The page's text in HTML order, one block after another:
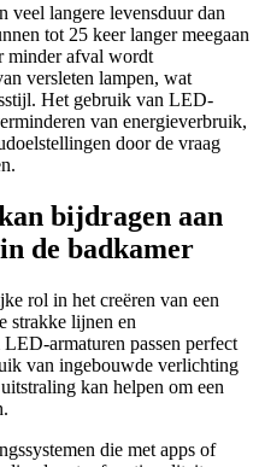
veel langere levensduur dan
tot 25 keer langer meegaan
minder afval wordt
versleten lampen, wat
Het gebruik van LED-
van energieverbruik,
door de vraag
bijdragen aan
de badkamer
rol in het creëren van een
strakke lijnen en
armaturen passen perfect
van ingebouwde verlichting
kan helpen om een
die met apps of